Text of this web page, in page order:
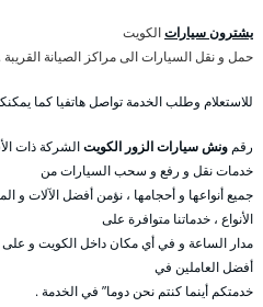
يشترون سياراتالكويت
حمل و نقل السيارات الى مراكز الصيانة القريبة .
للاستعلام وطلب الخدمة تواصل هاتفيا كما
رقم ونش سيارات الزور الكويتالشركة ذات
خدمات نقل و رفع و سحب السيارات من
جميع أنواعها و أحجامها ، نؤمن أفضل الآلات
الأنواع ، خدماتنا متوافرة على
مدار الساعة و في أي مكان داخل الكويت و
أفضل العاملين في
خدمتكم أينما كنتم نحن دوما” في الخدمة .